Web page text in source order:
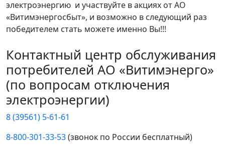
электроэнергию и участвуйте в акциях от АО
«Витимэнергосбыт», и возможно в следующий раз
победителем стать можете именно Вы!!!
Контактный центр обслуживания
потребителей АО «Витимэнерго»
(по вопросам отключения
электроэнергии)
8 (39561) 5-61-61
8-800-301-33-53(звонок по России бесплатный)